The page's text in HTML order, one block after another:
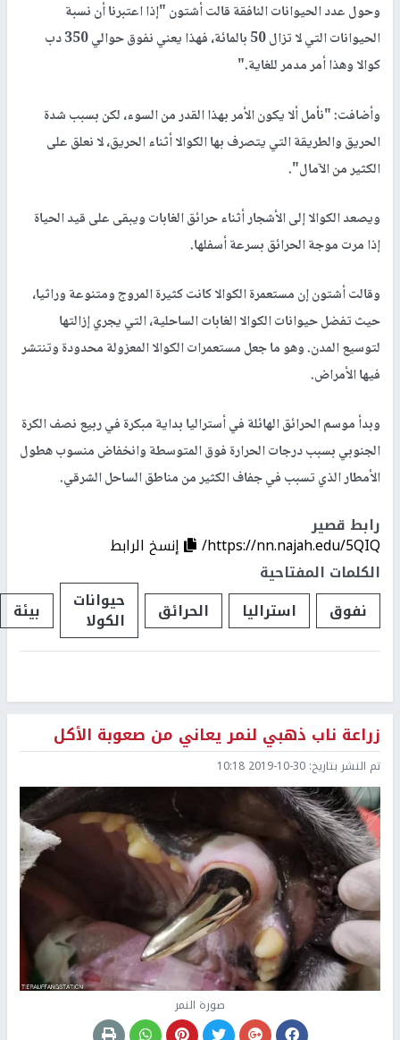
وحول عدد الحيوانات النافقة قالت أشتون "إذا اعتبرنا أن نسبة
الحيوانات التي لا تزال 50 بالمائة، فهذا يعني نفوق حوالي 350 دب
كوالا وهذا أمر مدمر للغاية."
وأضافت: "نأمل ألا يكون الأمر بهذا القدر من السوء، لكن بسبب شدة
الحريق والطريقة التي يتصرف بها الكوالا أثناء الحريق، لا نعلق على
الكثير من الآمال".
ويصعد الكوالا إلى الأشجار أثناء حرائق الغابات ويبقى على قيد الحياة
إذا مرت موجة الحرائق بسرعة أسفلها.
وقالت أشتون إن مستعمرة الكوالا كانت كثيرة المروج ومتنوعة وراثيا،
حيث تفضل حيوانات الكوالا الغابات الساحلية، التي يجري إزالتها
لتوسيع المدن. وهو ما جعل مستعمرات الكوالا المعزولة محدودة وتنتشر
فيها الأمراض.
وبدأ موسم الحرائق الهائلة في أستراليا بداية مبكرة في ربيع نصف الكرة
الجنوبي بسبب درجات الحرارة فوق المتوسطة وانخفاض منسوب هطول
الأمطار الذي تسبب في جفاف الكثير من مناطق الساحل الشرقي.
رابط قصير
https://nn.najah.edu/5QIQ/
إنسخ الرابط
الكلمات المفتاحية
نفوق
استراليا الحرائق حيوانات
الكولا بيئة
زراعة ناب ذهبي لنمر يعاني من صعوبة الأكل
تم النشر بتاريخ: 2019-10-30 10:18
صورة النمر